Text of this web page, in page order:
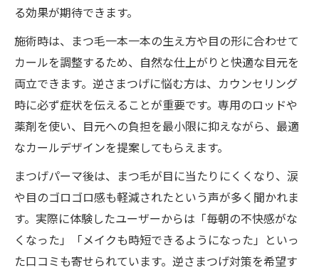
る効果が期待できます。
施術時は、まつ毛一本一本の生え方や目の形に合わせて
カールを調整するため、自然な仕上がりと快適な目元を
両立できます。逆さまつげに悩む方は、カウンセリング
時に必ず症状を伝えることが重要です。専用のロッドや
薬剤を使い、目元への負担を最小限に抑えながら、最適
なカールデザインを提案してもらえます。
まつげパーマ後は、まつ毛が目に当たりにくくなり、涙
や目のゴロゴロ感も軽減されたという声が多く聞かれま
す。実際に体験したユーザーからは「毎朝の不快感がな
くなった」「メイクも時短できるようになった」といっ
た口コミも寄せられています。逆さまつげ対策を希望す